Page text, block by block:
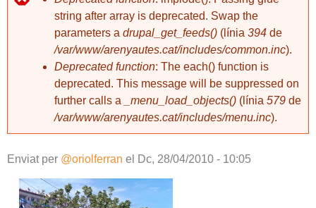
string after array is deprecated. Swap the
parameters a drupal_get_feeds() (línia 394 de
/var/www/arenyautes.cat/includes/common.inc).
Deprecated function: The each() function is
deprecated. This message will be suppressed on
further calls a
_menu_load_objects() (línia 579 de
/var/www/arenyautes.cat/includes/menu.inc).
Enviat per @oriolferran el Dc, 28/04/2010 - 10:05